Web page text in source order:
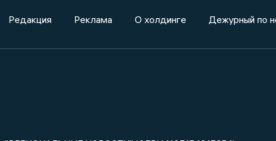
Редакция Реклама О холдинге Дежурный по